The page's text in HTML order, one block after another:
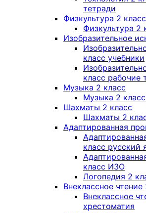
тетради
Физкультура 2 класс
Физкультура 2
Изобразительное
класс учебники
класс рабочие
Музыка 2 класс
Музыка 2
Шахматы 2 класс
Шахматы 2
Адаптированная
класс русский
класс ИЗО
Логопедия 2
Внеклассное чтение
Внеклассное
хрестоматия